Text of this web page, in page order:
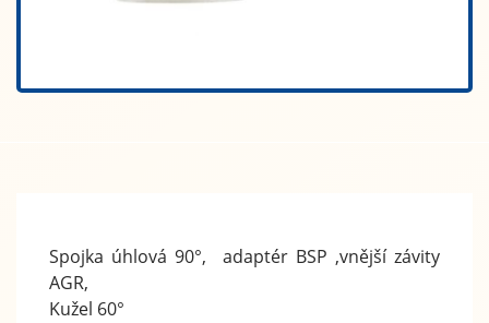
Spojka úhlová 90°, adaptér BSP ,vnější závity
AGR,
Kužel 60°